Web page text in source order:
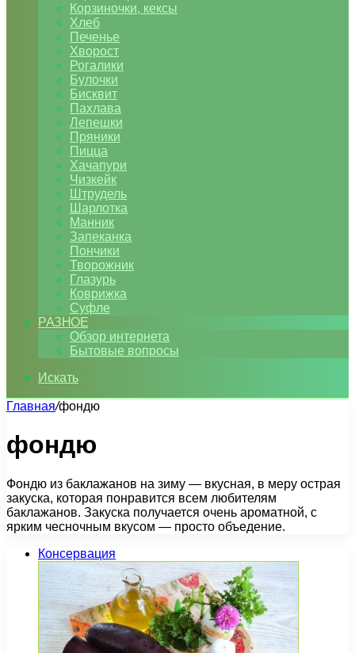
Корзиночки, кексы
Хлеб
Печенье
Хворост
Рогалики
Булочки
Бисквит
Пахлава
Лепешки
Пряники
Пицца
Хачапури
Чизкейк
Штрудель
Шарлотка
Манник
Запеканка
Пончики
Творожник
Глазурь
Коврижка
Суфле
РАЗНОЕ
Обзор интернета
Бытовые вопросы
Искать
Главная/фондю
фондю
Фондю из баклажанов на зиму — вкусная, в меру острая
закуска, которая понравится всем любителям
баклажанов. Закуска получается очень ароматной, с
ярким чесночным вкусом — просто объедение.
Консервация